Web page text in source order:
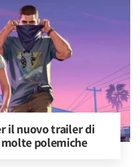
il nuovo trailer di
molte polemiche